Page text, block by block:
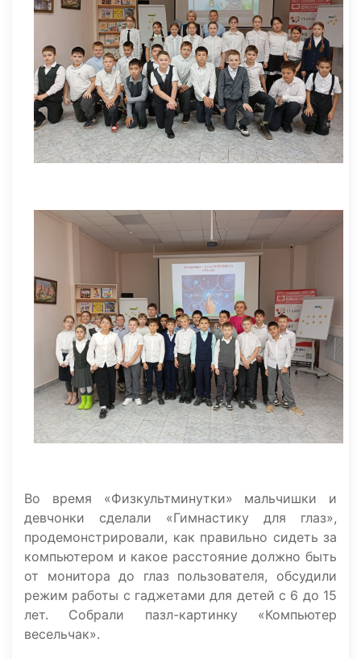
Во время «Физкультминутки» мальчишки и
девчонки сделали «Гимнастику для глаз»,
продемонстрировали, как правильно сидеть за
компьютером и какое расстояние должно быть
от монитора до глаз пользователя, обсудили
режим работы с гаджетами для детей с 6 до 15
лет. Собрали пазл-картинку «Компьютер
весельчак».